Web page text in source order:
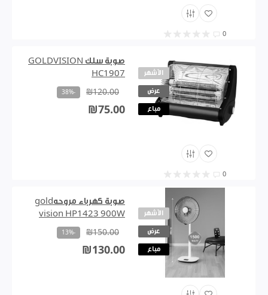
0
الأشهر
عرض
مباع
0
صوبة سلك GOLDVISION
HC1907
₪120.00
-38%
₪75.00
الأشهر
عرض
مباع
صوبة كهرباء مروحهgold
vision HP1423 900W
₪150.00
-13%
₪130.00